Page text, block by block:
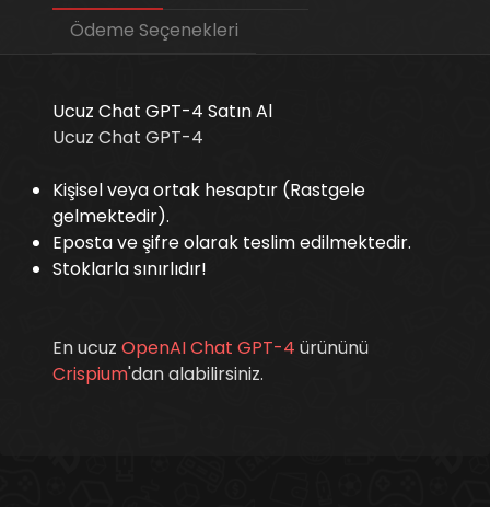
Ödeme Seçenekleri
Ucuz Chat GPT-4 Satın Al
Ucuz Chat GPT-4
Kişisel veya ortak hesaptır (Rastgele
gelmektedir).
Eposta ve şifre olarak teslim edilmektedir.
Stoklarla sınırlıdır!
En ucuz OpenAI Chat GPT-4 ürününü
Crispium'dan alabilirsiniz.